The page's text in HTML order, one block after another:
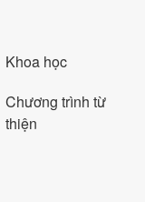
Khoa học
Chương trình từ
thiện